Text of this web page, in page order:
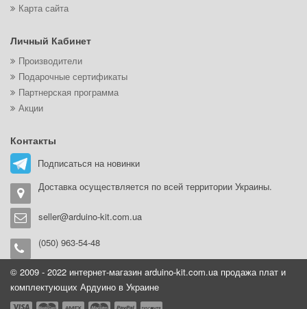
Карта сайта
Личный Кабинет
Производители
Подарочные сертификаты
Партнерская программа
Акции
Контакты
Подписаться на новинки
Доставка осуществляется по всей территории Украины.
seller@arduino-kit.com.ua
(050) 963-54-48
© 2009 - 2022 интернет-магазин arduino-kit.com.ua продажа плат и
комплектующих Ардуино в Украине